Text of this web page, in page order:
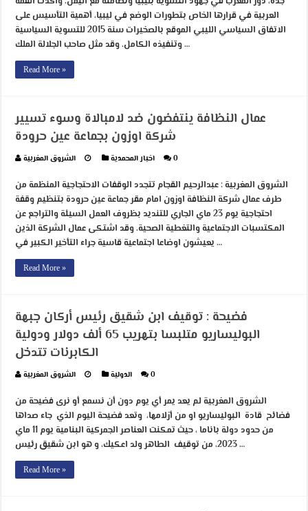
العربية في قرارها الخاص بتطورات الوضع في ليبيا، أهمية التأسيس على
الاتفاق السياسي الليبي الموقع بالصخيرات سنة 2015 للتسوية السياسية
وتنفيذه الكامل. وقد مثل صاحب الجلالة الملك …
Read More »
عمال النظافة ينتفضون ضد لامبالاة وسوء تسيير
شركة اوزون بجماعة عين حرودة
الشروق المغربية اخبار المحمدية 0
الشروق المغربية : عبدالرحيم القجام تتجدد الوقفات الاحتجاجية المنظمة من
طرف عمال شركة النظافة اوزون امام مقر جماعة عين حرودة بتنظيم وقفة
احتجاجية يوم 23 ماي الجاري للتنديد بظروف العمل السيئة والتراجع عن
المكتسبات الاجتماعية والتغطية الصحية. وقد اشتكى عمال الشركة الذين
يعيشون اوضاعا اجتماعية قاسية جراء التأخير الكبير في …
Read More »
فضيحة : توقيف ابن شقيق رئيس أركان جبهة
البوليساريو متلبسا بتهريب 65 ألف دولار ودولية
الكابرنات تتدخل
الشروق المغربية الدولية 0
الشروق المغربية لم يعد يمر أي يوم دون أن نسمع أو نرى فضيحة من
فضائح قادة البوليساريو او من أزلامها، وتعد فضيحة اليوم الذي جاء صداها
من حدود دولة باناما ، حيث تمكنت العناصر الجمركية البنامية يوم 11 ماي
2023، من توقيف الطاهر ولد اعكيك، و هو ابن شقيق رئيس …
Read More »